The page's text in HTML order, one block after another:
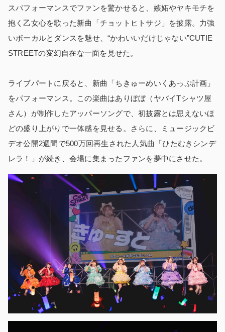
スパフォーマンスでファンを驚かせると、嫉妬やヤキモチを
抱く乙女心を歌った新曲「チョットヒトサジ」を披露。力強
いボーカルとダンスを魅せ、“かわいいだけじゃない”CUTIE
STREETの変幻自在な一面を見せた。
ライブパートに戻ると、新曲「ちきゅーめいくあっぷ計画」
をパフォーマンス。この楽曲はありぼぼ（ヤバイTシャツ屋
さん）が制作したアッパーソングで、初披露とは思えないほ
どの盛り上がりで一体感を見せる。さらに、ミュージックビ
デオ公開2週間で500万回再生された人気曲「ひたむきシンデ
レラ！」が続き、会場に集まったファンを夢中にさせた。